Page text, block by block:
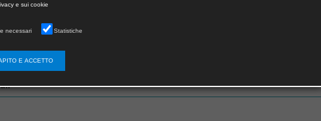
email che hai fornito in fase di registrazione
e sui cookie
necessari Statistiche
E ACCETTO